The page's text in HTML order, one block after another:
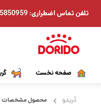
تلفن تماس اضطراری: 09015850959 | واتساپ: 982191016420+
صفحه نخست
غذای دُریدو محصول مشخصات